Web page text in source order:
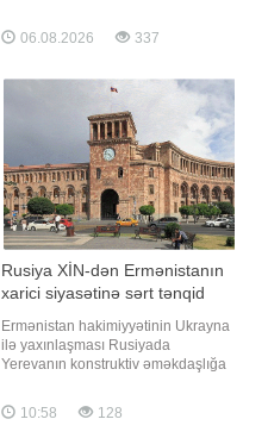
sonra tapılıb. "Qafqazinfo"nun
xəbərinə görə, hadisə ölkənin
Bari şəhəri yaxınlığındakı Bitonto
06.08.2026 337
Rusiya XİN-dən Ermənistanın
xarici siyasətinə sərt tənqid
Ermənistan hakimiyyətinin Ukrayna
ilə yaxınlaşması Rusiyada
Yerevanın konstruktiv əməkdaşlığa
yaradır. xəbər verir ki, bunu Rusiya
Xarici İşlər Nazirliyinin İnformasiya
10:58 128